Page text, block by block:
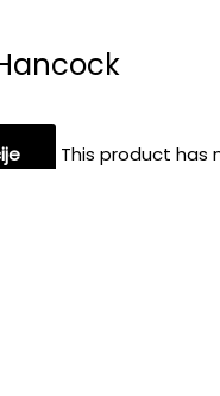
This product has